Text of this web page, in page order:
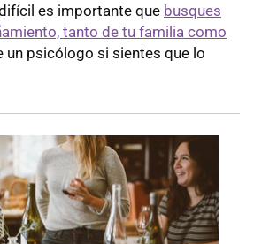
es importante que busques
tanto de tu familia como
un psicólogo si sientes que lo